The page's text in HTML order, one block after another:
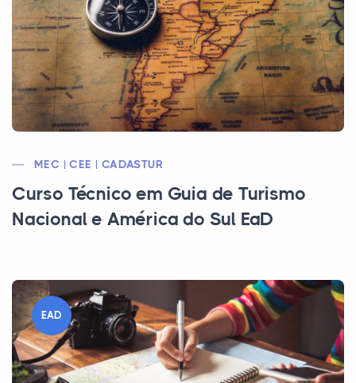
MEC | CEE | CADASTUR
Curso Técnico em Guia de Turismo
Nacional e América do Sul EaD
EAD